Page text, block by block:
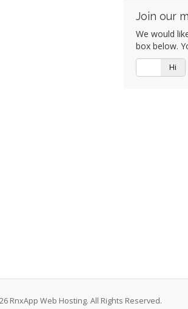
Join our
We would
box below.
Ні
RnxApp Web Hosting. All Rights Reserved.